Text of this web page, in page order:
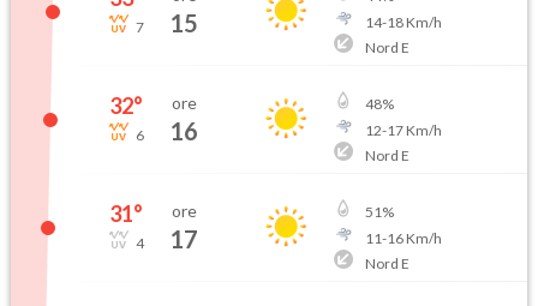
7 15
14-18Km/h
Nord E
32°
6
ore
16
48%
12-17Km/h
Nord E
31°
4
ore
17
51%
11-16Km/h
Nord E